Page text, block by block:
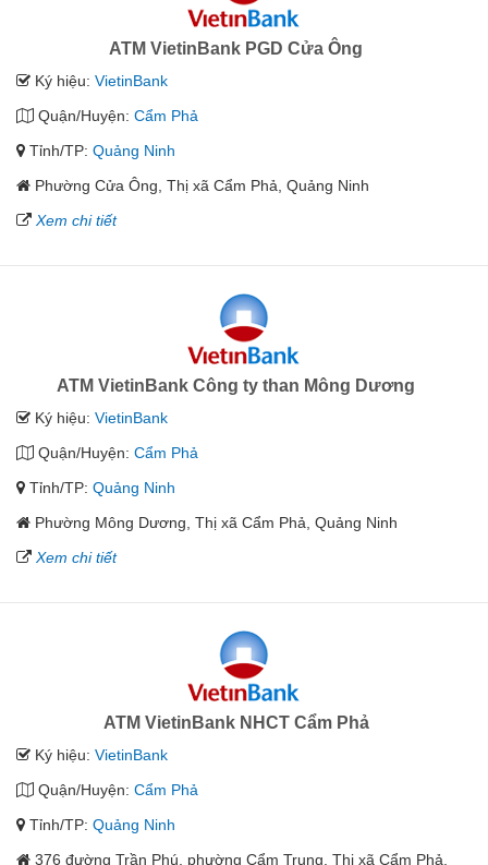
ATM VietinBank PGD Cửa Ông
Ký hiệu: VietinBank
Quận/Huyện: Cẩm Phả
Tỉnh/TP: Quảng Ninh
Phường Cửa Ông, Thị xã Cẩm Phả, Quảng Ninh
Xem chi tiết
ATM VietinBank Công ty than Mông Dương
Ký hiệu: VietinBank
Quận/Huyện: Cẩm Phả
Tỉnh/TP: Quảng Ninh
Phường Mông Dương, Thị xã Cẩm Phả, Quảng Ninh
Xem chi tiết
ATM VietinBank NHCT Cẩm Phả
Ký hiệu: VietinBank
Quận/Huyện: Cẩm Phả
Tỉnh/TP: Quảng Ninh
376 đường Trần Phú, phường Cẩm Trung, Thị xã Cẩm Phả,